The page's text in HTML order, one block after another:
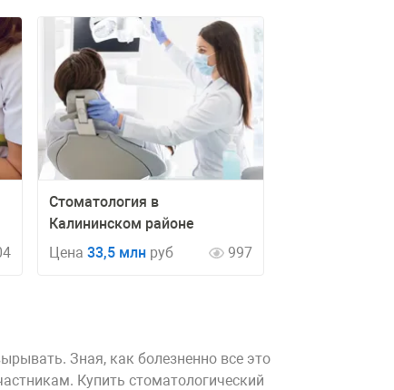
Стоматология в
Калининском районе
Цена 33,5 млн руб 997
Зная, как болезненно все это
Купить стоматологический